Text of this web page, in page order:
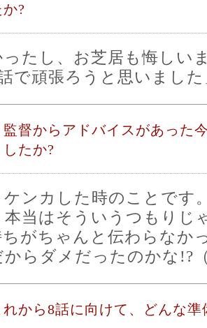
?
ったし、お芝居も悔しい
で頑張ろうと思いまし
監督からアドバイスがあった
たか?
ケンカした時のことです
本当はそういうつもり
ちがちゃんと伝わらなか
からダメだったのかな!?
れから8話に向けて、どんな